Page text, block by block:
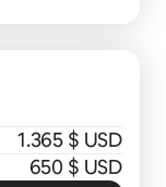
1.365 $ USD
650 $ USD